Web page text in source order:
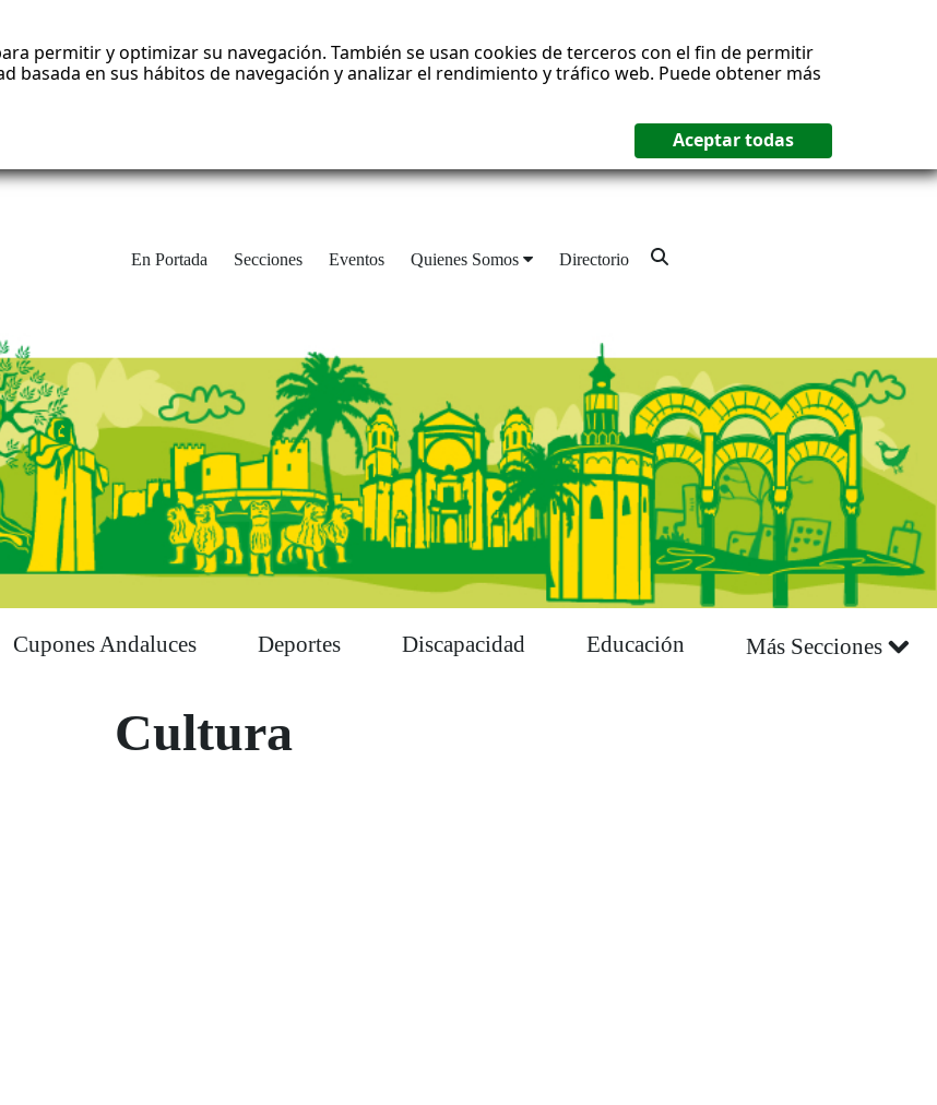
permitir y optimizar su navegación. También se usan cookies de terceros con el fin de permitir
basada en sus hábitos de navegación y analizar el rendimiento y tráfico web. Puede obtener más
En Portada Secciones Eventos Quienes Somos Directorio
Cupones Andaluces Deportes Discapacidad Educación Más Secciones
Cultura